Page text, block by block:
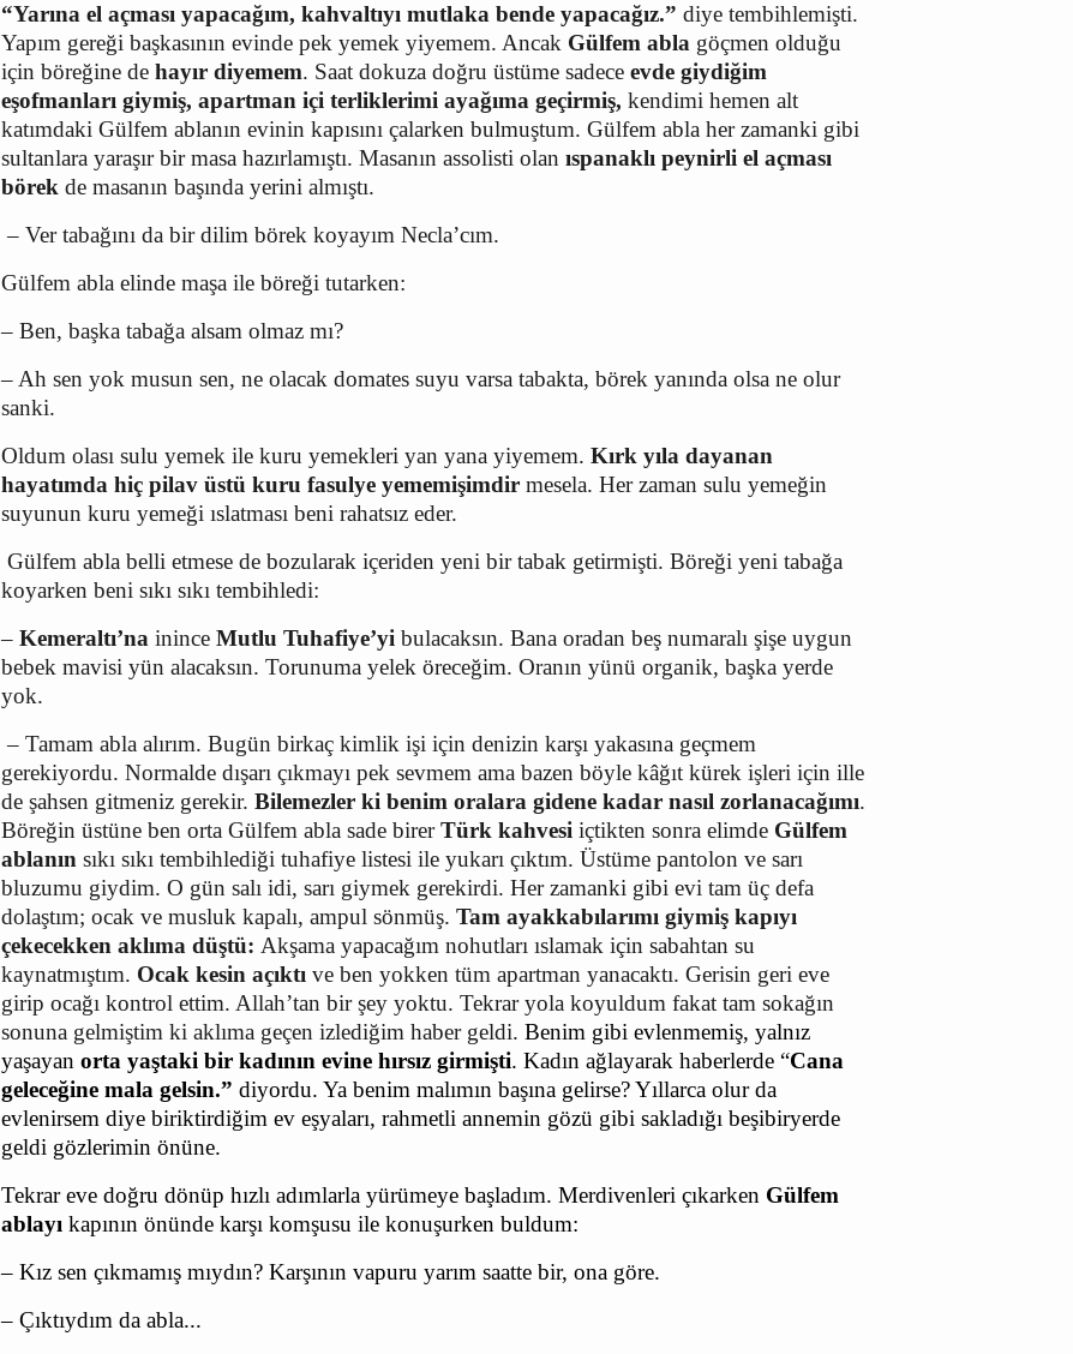
“Yarına el açması yapacağım, kahvaltıyı mutlaka bende yapacağız.” diye tembihlemişti.
Yapım gereği başkasının evinde pek yemek yiyemem. Ancak Gülfem abla göçmen olduğu
için böreğine de hayır diyemem. Saat dokuza doğru üstüme sadece evde giydiğim
eşofmanları giymiş, apartman içi terliklerimi ayağıma geçirmiş, kendimi hemen alt
katımdaki Gülfem ablanın evinin kapısını çalarken bulmuştum. Gülfem abla her zamanki gibi
sultanlara yaraşır bir masa hazırlamıştı. Masanın assolisti olan ıspanaklı peynirli el açması
börek de masanın başında yerini almıştı.
– Ver tabağını da bir dilim börek koyayım Necla’cım.
Gülfem abla elinde maşa ile böreği tutarken:
– Ben, başka tabağa alsam olmaz mı?
– Ah sen yok musun sen, ne olacak domates suyu varsa tabakta, börek yanında olsa ne olur
sanki.
Oldum olası sulu yemek ile kuru yemekleri yan yana yiyemem. Kırk yıla dayanan
hayatımda hiç pilav üstü kuru fasulye yememişimdir mesela. Her zaman sulu yemeğin
suyunun kuru yemeği ıslatması beni rahatsız eder.
Gülfem abla belli etmese de bozularak içeriden yeni bir tabak getirmişti. Böreği yeni tabağa
koyarken beni sıkı sıkı tembihledi:
– Kemeraltı’na inince Mutlu Tuhafiye’yi bulacaksın. Bana oradan beş numaralı şişe uygun
bebek mavisi yün alacaksın. Torunuma yelek öreceğim. Oranın yünü organik, başka yerde
yok.
– Tamam abla alırım. Bugün birkaç kimlik işi için denizin karşı yakasına geçmem
gerekiyordu. Normalde dışarı çıkmayı pek sevmem ama bazen böyle kâğıt kürek işleri için ille
de şahsen gitmeniz gerekir. Bilemezler ki benim oralara gidene kadar nasıl zorlanacağımı.
Böreğin üstüne ben orta Gülfem abla sade birerTürk kahvesi içtikten sonra elimde Gülfem
ablanın sıkı sıkı tembihlediği tuhafiye listesi ile yukarı çıktım. Üstüme pantolon ve sarı
bluzumu giydim. O gün salı idi, sarı giymek gerekirdi. Her zamanki gibi evi tam üç defa
dolaştım; ocak ve musluk kapalı, ampul sönmüş. Tam ayakkabılarımı giymiş kapıyı
çekecekken aklıma düştü: Akşama yapacağım nohutları ıslamak için sabahtan su
kaynatmıştım. Ocak kesin açıktı ve ben yokken tüm apartman yanacaktı. Gerisin geri eve
girip ocağı kontrol ettim. Allah’tan bir şey yoktu. Tekrar yola koyuldum fakat tam sokağın
sonuna gelmiştim ki aklıma geçen izlediğim haber geldi. Benim gibi evlenmemiş, yalnız
yaşayan orta yaştaki bir kadının evine hırsız girmişti. Kadın ağlayarak haberlerde “Cana
geleceğine mala gelsin.” diyordu. Ya benim malımın başına gelirse? Yıllarca olur da
evlenirsem diye biriktirdiğim ev eşyaları, rahmetli annemin gözü gibi sakladığı beşibiryerde
geldi gözlerimin önüne.
Tekrar eve doğru dönüp hızlı adımlarla yürümeye başladım. Merdivenleri çıkarken Gülfem
ablayı kapının önünde karşı komşusu ile konuşurken buldum:
– Kız sen çıkmamış mıydın? Karşının vapuru yarım saatte bir, ona göre.
– Çıktıydım da abla...